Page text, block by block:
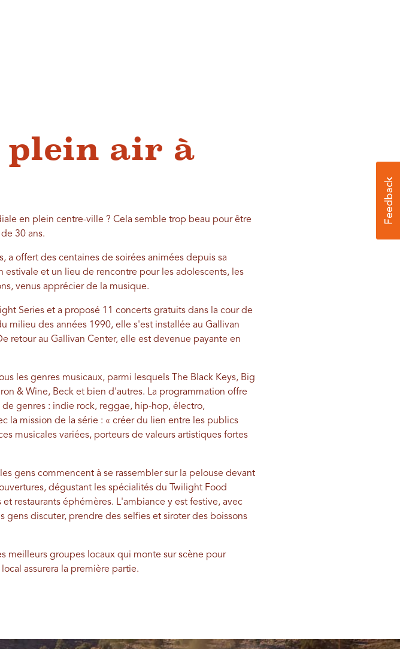
plein air à
en plein centre-ville ? Cela semble trop beau pour être
30 ans.
a offert des centaines de soirées animées depuis sa
et un lieu de rencontre pour les adolescents, les
venus apprécier de la musique.
Series et a proposé 11 concerts gratuits dans la cour de
milieu des années 1990, elle s'est installée au Gallivan
retour au Gallivan Center, elle est devenue payante en
les genres musicaux, parmi lesquels The Black Keys, Big
& Wine, Beck et bien d'autres. La programmation offre
genres : indie rock, reggae, hip-hop, électro,
la mission de la série : « créer du lien entre les publics
musicales variées, porteurs de valeurs artistiques fortes
gens commencent à se rassembler sur la pelouse devant
dégustant les spécialités du Twilight Food
restaurants éphémères. L'ambiance y est festive, avec
discuter, prendre des selfies et siroter des boissons
meilleurs groupes locaux qui monte sur scène pour
assurera la première partie.